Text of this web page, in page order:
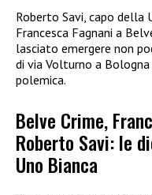
Roberto Savi, capo
Francesca Fagnani a
lasciato emergere non
di via Volturno a
polemica.
Belve Crime,
Roberto Savi: le
Uno Bianca